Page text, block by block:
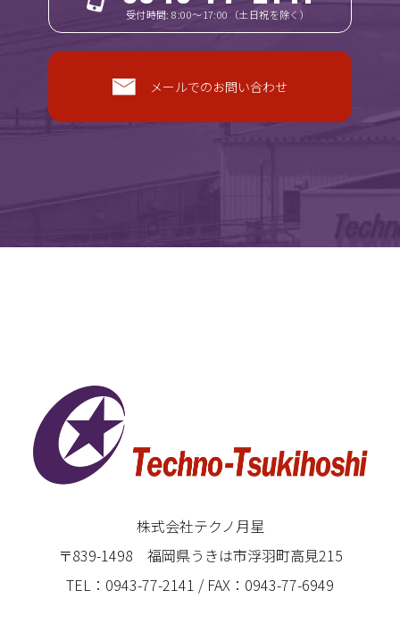
受付時間: 8:00～17:00（土日祝を除く）
メールでのお問い合わせ
株式会社テクノ月星
〒839-1498 福岡県うきは市浮羽町高見215
TEL：0943-77-2141 / FAX：0943-77-6949